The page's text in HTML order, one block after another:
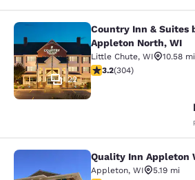
Country Inn & Suites
22
Country Inn & Suites
Appleton North, WI
Little Chute, WI
10.58 mi
calificación de 3.24
3.2(304)
Quality Inn Appleton
Quality Inn Appleton
Appleton, WI
5.19 mi